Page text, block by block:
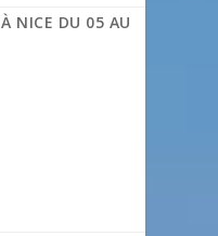
NICE DU 05 AU